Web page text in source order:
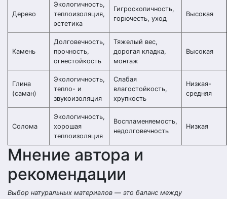
Дерево
Экологичность,
теплоизоляция,
эстетика
Гигроскопичность,
горючесть, уход
Высокая
Камень
Долговечность,
прочность,
огнестойкость
Тяжелый вес,
дорогая кладка,
монтаж
Высокая
Глина
(саман)
Экологичность,
тепло- и
звукоизоляция
Слабая
влагостойкость,
хрупкость
Низкая-
средняя
Солома
Экологичность,
хорошая
теплоизоляция
Воспламеняемость,
недолговечность
Низкая
Мнение автора и
рекомендации
Выбор натуральных материалов — это баланс между